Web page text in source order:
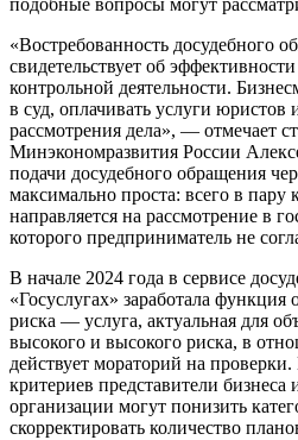
подобные вопросы могут
«Востребованность досудебного
свидетельствует об
контрольной деятельности.
в суд, оплачивать услуги юристов
рассмотрения дела», — отмечает
Минэкономразвития России
подачи досудебного обращения
максимально проста: всего в пару
направляется на рассмотрение в
которого предприниматель не
В начале 2024 года в сервисе
«Госуслугах» заработала функция
риска — услуга, актуальная для
высокого и высокого риска, в
действует мораторий на
критериев представители бизнеса
организации могут понизить
скорректировать количество